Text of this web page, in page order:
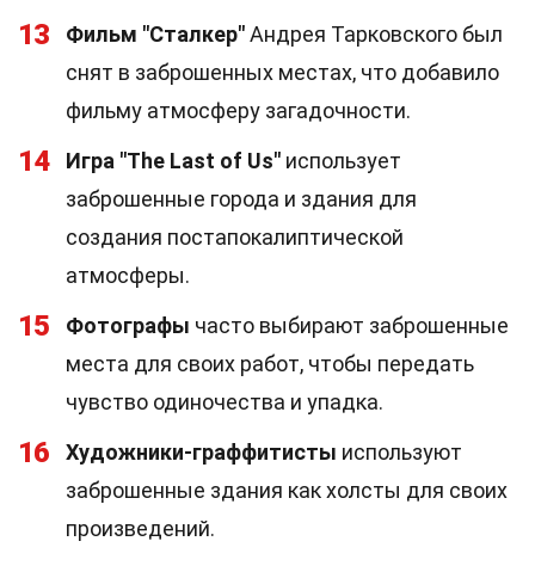
13 Фильм "Сталкер"Андрея Тарковского был
снят в заброшенных местах, что добавило
фильму атмосферу загадочности.
14 Игра "The Last of Us" использует
заброшенные города и здания для
создания постапокалиптической
атмосферы.
15 Фотографы часто выбирают заброшенные
места для своих работ, чтобы передать
чувство одиночества и упадка.
16 Художники-граффитисты используют
заброшенные здания как холсты для своих
произведений.